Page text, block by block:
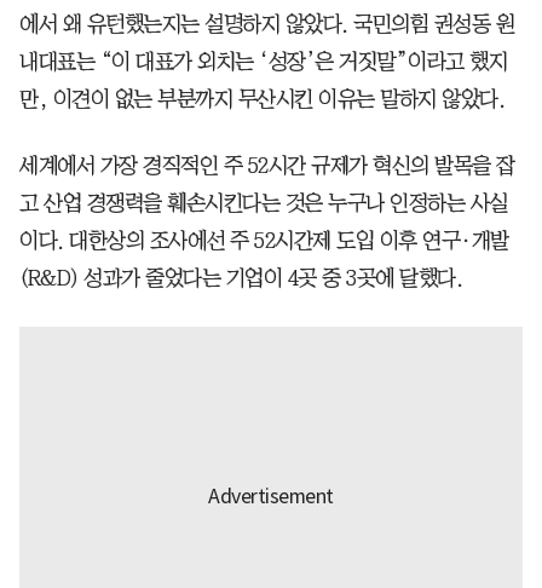
에서 왜 유턴했는지는 설명하지 않았다. 국민의힘 권성동 원
내대표는 “이 대표가 외치는 ‘성장’은 거짓말”이라고 했지
만, 이견이 없는 부분까지 무산시킨 이유는 말하지 않았다.
세계에서 가장 경직적인 주 52시간 규제가 혁신의 발목을 잡
고 산업 경쟁력을 훼손시킨다는 것은 누구나 인정하는 사실
이다. 대한상의 조사에선 주 52시간제 도입 이후 연구·개발
(R&D) 성과가 줄었다는 기업이 4곳 중 3곳에 달했다.